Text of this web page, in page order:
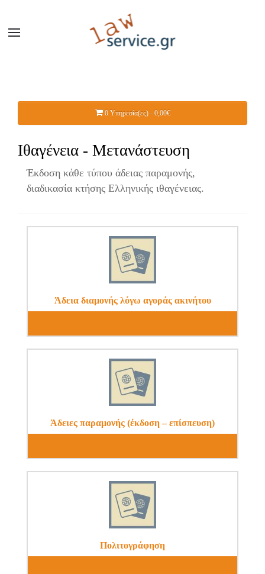
0 Υπηρεσία(ες) - 0,00€
Ιθαγένεια - Μετανάστευση
Έκδοση κάθε τύπου άδειας παραμονής,
διαδικασία κτήσης Ελληνικής ιθαγένειας.
Άδεια διαμονής λόγω αγοράς ακινήτου
Άδειες παραμονής (έκδοση – επίσπευση)
Πολιτογράφηση